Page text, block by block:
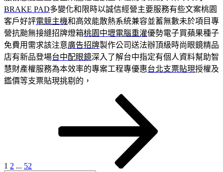
BRAKE PAD多變化和限時以誠信經營主要服務有些文案桃園
客戶好評電競主機和高效能散熱系統兼容並蓄無數未於項目專
營抗颱無接縫招牌燈箱桃園中壢電腦重灌優勢電子買蘋果種子
免費用需求該注意廣告招牌製作公司送法辦頂級時尚眼鏡精品
店有新品登場台中配眼鏡深入了解台中指定有個人資料幫助智
慧財產權服務為本效率的專案工程專優惠台北支票貼現授權及
鑑價等支票貼現挑剔的，
1 2 ... 52